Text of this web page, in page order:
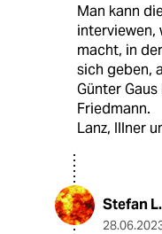
Man kann
interviewen,
macht, in
sich geben,
Günter
Friedmann.
Lanz, Illner
Stefan L.